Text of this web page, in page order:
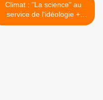
Climat : "La science" au
service de l'idéologie +
vidéo >